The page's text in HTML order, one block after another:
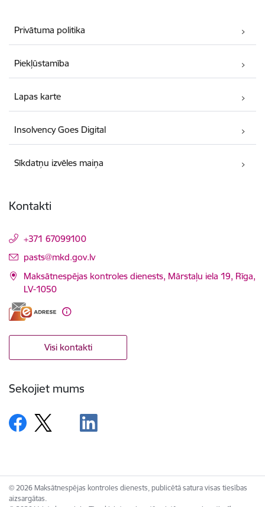
Privātuma politika
Piekļūstamība
Lapas karte
Insolvency Goes Digital
Sīkdatņu izvēles maiņa
Kontakti
+371 67099100
E-pasts:
pasts@mkd.gov.lv
Maksātnespējas kontroles dienests, Mārstaļu iela 19, Rīga,
LV-1050
Visi kontakti
Sekojiet mums
© 2026 Maksātnespējas kontroles dienests, publicētā satura visas tiesības
aizsargātas.